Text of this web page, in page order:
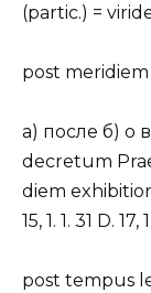
(partic.) =
post meridiem
a) после б) о
decretum
diem
15, 1. 1. 31 D. 17,
post tempus